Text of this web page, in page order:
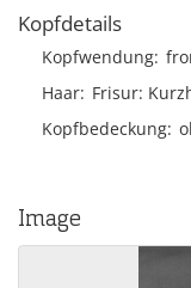
Kopfdetails
Kopfwendung
Haar Frisur
Kopfbedeckung
Image